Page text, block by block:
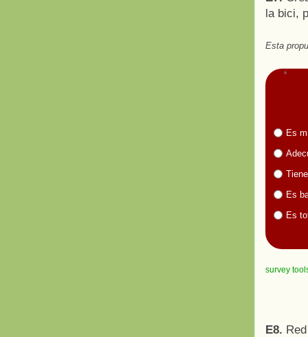
la bici,
Esta
Es
Es
Es
survey
E8.